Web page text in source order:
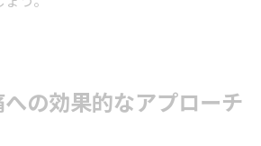
の効果的なアプローチ